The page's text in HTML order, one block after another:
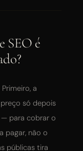
SEO é
a
só depois
para cobrar o
pagar, não o
públicas tira